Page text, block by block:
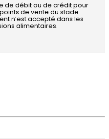
de débit ou de crédit pour
de vente du stade.
n’est accepté dans les
alimentaires.